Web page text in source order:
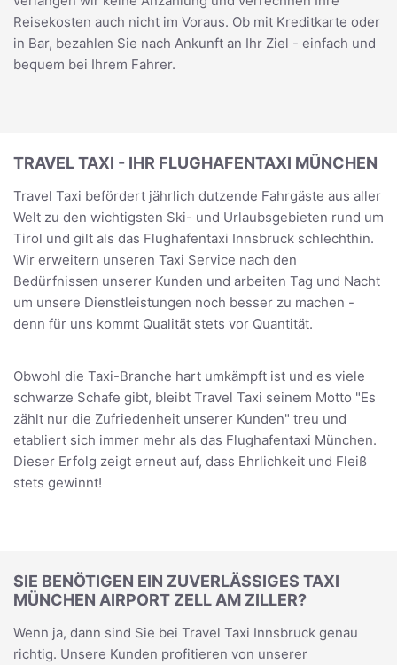
Reisekosten auch nicht im Voraus. Ob mit Kreditkarte oder
in Bar, bezahlen Sie nach Ankunft an Ihr Ziel - einfach und
bequem bei Ihrem Fahrer.
TRAVEL TAXI - IHR FLUGHAFENTAXI MÜNCHEN
Travel Taxi befördert jährlich dutzende Fahrgäste aus aller
Welt zu den wichtigsten Ski- und Urlaubsgebieten rund um
Tirol und gilt als das Flughafentaxi Innsbruck schlechthin.
Wir erweitern unseren Taxi Service nach den
Bedürfnissen unserer Kunden und arbeiten Tag und Nacht
um unsere Dienstleistungen noch besser zu machen -
denn für uns kommt Qualität stets vor Quantität.
Obwohl die Taxi-Branche hart umkämpft ist und es viele
schwarze Schafe gibt, bleibt Travel Taxi seinem Motto "Es
zählt nur die Zufriedenheit unserer Kunden" treu und
etabliert sich immer mehr als das Flughafentaxi München.
Dieser Erfolg zeigt erneut auf, dass Ehrlichkeit und Fleiß
stets gewinnt!
SIE BENÖTIGEN EIN ZUVERLÄSSIGES TAXI
MÜNCHEN AIRPORT ZELL AM ZILLER?
Wenn ja, dann sind Sie bei Travel Taxi Innsbruck genau
richtig. Unsere Kunden profitieren von unserer